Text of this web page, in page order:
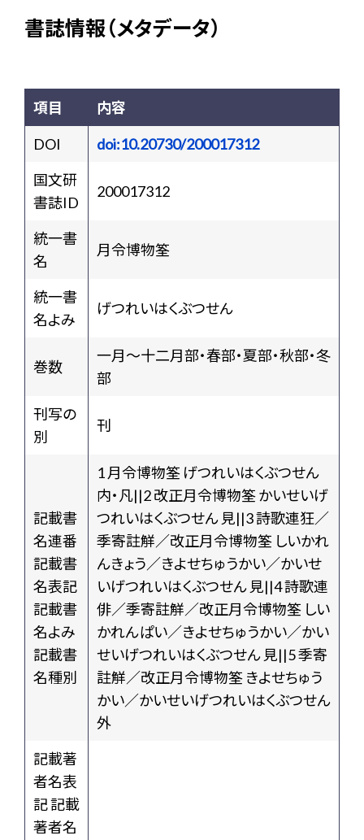
書誌情報（メタデータ）
項目 内容
DOI
doi:10.20730/200017312
国文研
書誌ID
200017312
統一書
名
月令博物筌
統一書
名よみ
げつれいはくぶつせん
巻数
一月～十二月部・春部・夏部・秋部・冬
部
刊写の
別
刊
記載書
名連番
記載書
名表記
記載書
名よみ
記載書
名種別
1 月令博物筌 げつれいはくぶつせん
内・凡||2 改正月令博物筌 かいせいげ
つれいはくぶつせん 見||3 詩歌連狂／
季寄註觧／改正月令博物筌 しいかれ
んきょう／きよせちゅうかい／かいせ
いげつれいはくぶつせん 見||4 詩歌連
俳／季寄註觧／改正月令博物筌 しい
かれんぱい／きよせちゅうかい／かい
せいげつれいはくぶつせん 見||5 季寄
註觧／改正月令博物筌 きよせちゅう
かい／かいせいげつれいはくぶつせん
外
記載著
者名表
記 記載
著者名